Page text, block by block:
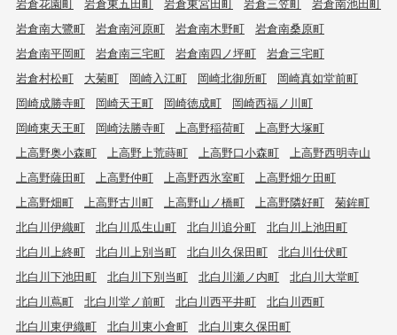
岩倉花園町 岩倉東五田町 岩倉東宮田町 岩倉三笠町
岩倉南池田町
岩倉南大鷺町
岩倉南河原町 岩倉南木野町
岩倉南桑原町
岩倉南平岡町
岩倉南三宅町 岩倉南四ノ坪町
岩倉三宅町
岩倉村松町
大菊町 岡崎入江町 岡崎北御所町
岡崎真如堂前町
岡崎成勝寺町
岡崎天王町 岡崎徳成町
岡崎西福ノ川町
岡崎東天王町
岡崎法勝寺町 上高野稲荷町
上高野大塚町
上高野奥小森町
上高野上荒蒔町 上高野口小森町
上高野西明寺山
上高野薩田町
上高野仲町 上高野西氷室町
上高野畑ケ田町
上高野畑町
上高野古川町 上高野山ノ橋町 上高野隣好町
菊鉾町
北白川伊織町
北白川瓜生山町 北白川追分町
北白川上池田町
北白川上終町
北白川上別当町 北白川久保田町
北白川仕伏町
北白川下池田町
北白川下別当町 北白川瀬ノ内町
北白川大堂町
北白川蔦町
北白川堂ノ前町 北白川西平井町
北白川西町
北白川東伊織町
北白川東小倉町
北白川東久保田町